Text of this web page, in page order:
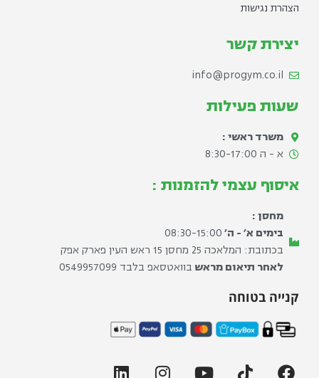
הצהרת נגישות
יצירת קשר
info@progym.co.il
שעות פעילות
משרד ראשי :
א - ה 8:30-17:00​
איסוף עצמי להזמנות :
מחסן :
בימים א׳ - ה׳08:30-15:00
בכתובת: המלאכה 25 מחסן 15 ראש העין פארק אפק
לאחר תיאום מראש בוואטסאפ בלבד ⁦0549957099⁩
קנייה בטוחה